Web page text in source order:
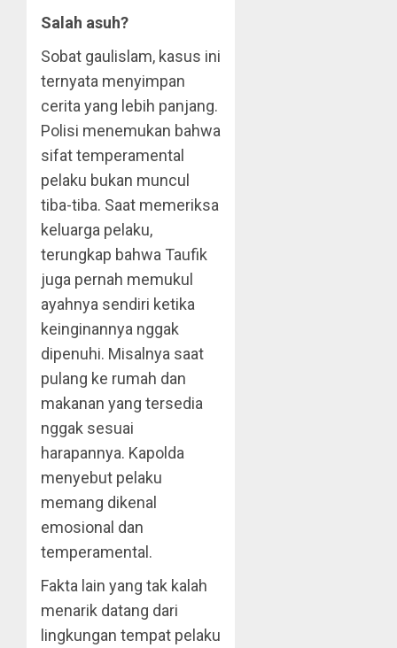
Salah asuh?
Sobat gaulislam, kasus ini
ternyata menyimpan
cerita yang lebih panjang.
Polisi menemukan bahwa
sifat temperamental
pelaku bukan muncul
tiba-tiba. Saat memeriksa
keluarga pelaku,
terungkap bahwa Taufik
juga pernah memukul
ayahnya sendiri ketika
keinginannya nggak
dipenuhi. Misalnya saat
pulang ke rumah dan
makanan yang tersedia
nggak sesuai
harapannya. Kapolda
menyebut pelaku
memang dikenal
emosional dan
temperamental.
Fakta lain yang tak kalah
menarik datang dari
lingkungan tempat pelaku